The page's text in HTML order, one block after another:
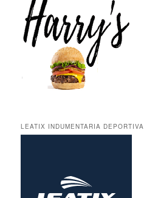
LEATIX INDUMENTARIA DEPORTIVA